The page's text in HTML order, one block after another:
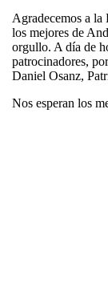
Agradecemos a la
los mejores de
orgullo. A día de
patrocinadores,
Daniel Osanz,
Nos esperan los